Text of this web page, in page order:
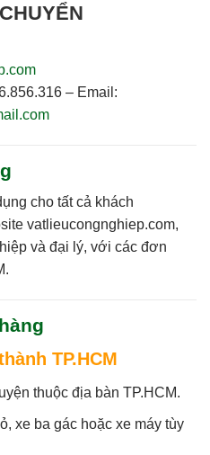
– Email:
cho tất cả khách
vatlieucongnghiep.com,
và đại lý, với các đơn
TP.HCM
thuộc địa bàn TP.HCM.
xe ba gác hoặc xe máy tùy